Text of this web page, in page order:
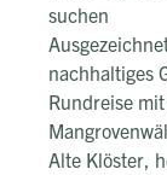
suchen
nachhaltiges
Rundreise
Alte Klöster,